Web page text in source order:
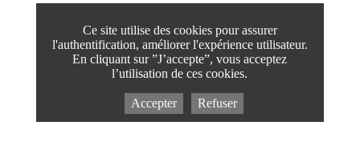
Ce site utilise des cookies pour assurer
l'authentification, améliorer l'expérience utilisateur.
En cliquant sur ”J’accepte”, vous acceptez
l’utilisation de ces cookies.
Accepter Refuser